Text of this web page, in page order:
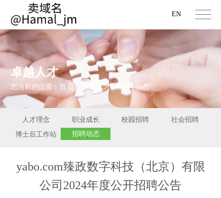
EN
卓越人才
您当前的位置：首页 > 卓越人才 >招聘动态
人才理念 职业成长 校园招聘
社会招聘
博士后工作站
招聘动态
yabo.com臻政数字科技（北京）有限
公司2024年度公开招聘公告